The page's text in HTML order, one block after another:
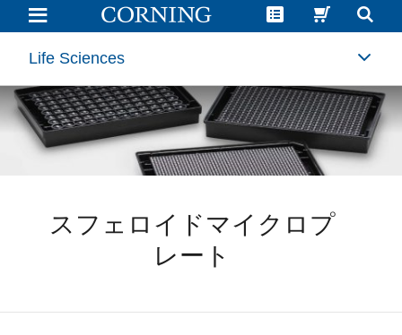
ェ
マ
ク
Life Sciences
スフェロイドマイクロプ
レート